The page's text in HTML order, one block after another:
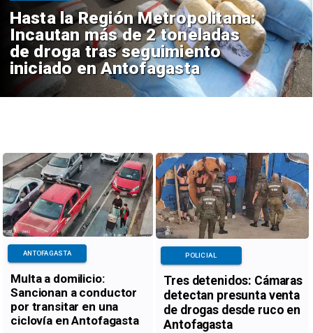
Hasta la Región Metropolitana:
Incautan más de 2 toneladas
de droga tras seguimiento
iniciado en Antofagasta
Multa a domilicio:
Sancionan a conductor
por transitar en una
ciclovía en Antofagasta
ANTOFAGASTA
Tres detenidos: Cámaras
detectan presunta venta
de drogas desde ruco en
Antofagasta
POLICIAL